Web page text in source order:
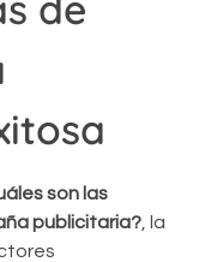
son las
publicitaria? , la